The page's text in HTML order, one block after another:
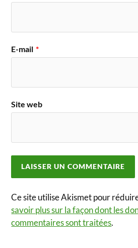
E-mail *
Site web
Ce site utilise Akismet pour
savoir plus sur la façon dont les
commentaires sont traitées.